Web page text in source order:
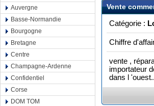
Auvergne
Basse-Normandie
Bourgogne
Bretagne
Centre
Champagne-Ardenne
Confidentiel
Corse
DOM TOM
Vente
Catégorie :
Chiffre
vente ,
importateur
dans l